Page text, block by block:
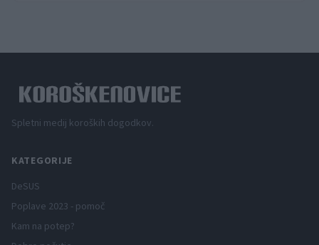
Spletni medij koroških dogodkov.
KATEGORIJE
DeSUS
Poplave 2023 - pomoč
Kam na potep?